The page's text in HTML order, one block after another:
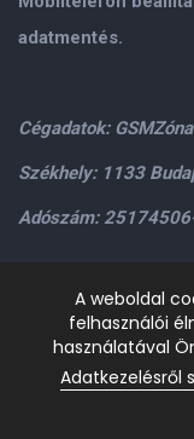
adatmentés.
Cégadatok:
Székhely: 1133
Adószám:
Személyes átvétel:
H-P: 9.00-17.00,Szo:
A weboldal
felhasználói
használatával
Adatkezelésről